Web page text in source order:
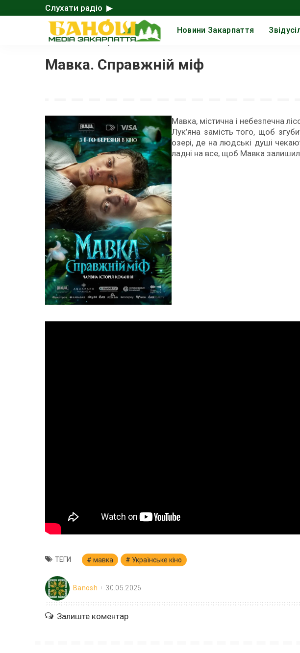
Слухати радіо ▶
Новини Закарпаття
Головна> Знято в Україні>
Мавка. Справжній міф
Мавка, містична і небезпечна
Лук’яна замість того, щоб
озері, де на людські душі
ладні на все, щоб Мавка
ТЕГИ мавка Українське кіно
Banosh 30.05.2026
Залиште коментар